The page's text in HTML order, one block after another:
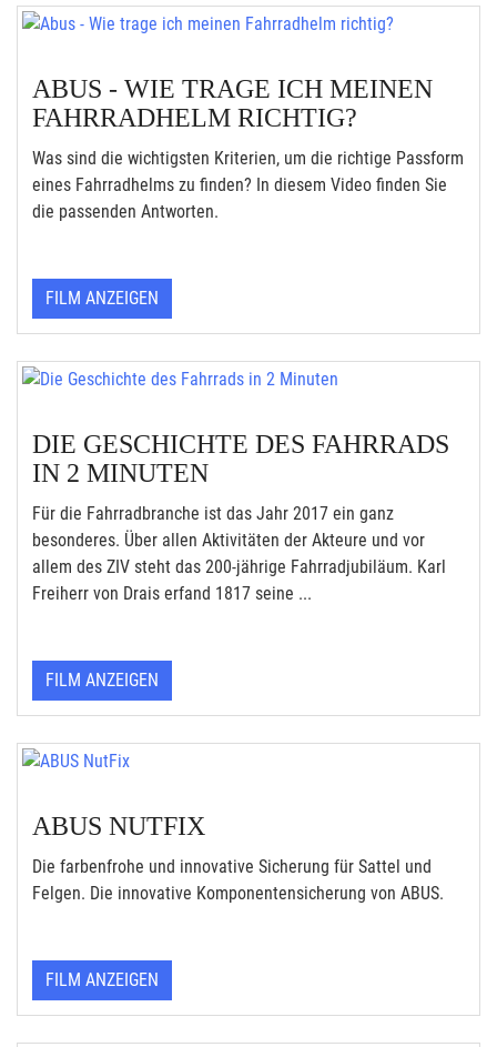
ABUS - WIE TRAGE ICH MEINEN
FAHRRADHELM RICHTIG?
Was sind die wichtigsten Kriterien, um die richtige Passform
eines Fahrradhelms zu finden? In diesem Video finden Sie
die passenden Antworten.
FILM ANZEIGEN
DIE GESCHICHTE DES FAHRRADS
IN 2 MINUTEN
Für die Fahrradbranche ist das Jahr 2017 ein ganz
besonderes. Über allen Aktivitäten der Akteure und vor
allem des ZIV steht das 200-jährige Fahrradjubiläum. Karl
Freiherr von Drais erfand 1817 seine ...
FILM ANZEIGEN
ABUS NUTFIX
Die farbenfrohe und innovative Sicherung für Sattel und
Felgen. Die innovative Komponentensicherung von ABUS.
FILM ANZEIGEN